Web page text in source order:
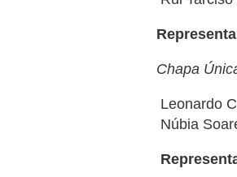
Chapa
Leonardo
Núbia